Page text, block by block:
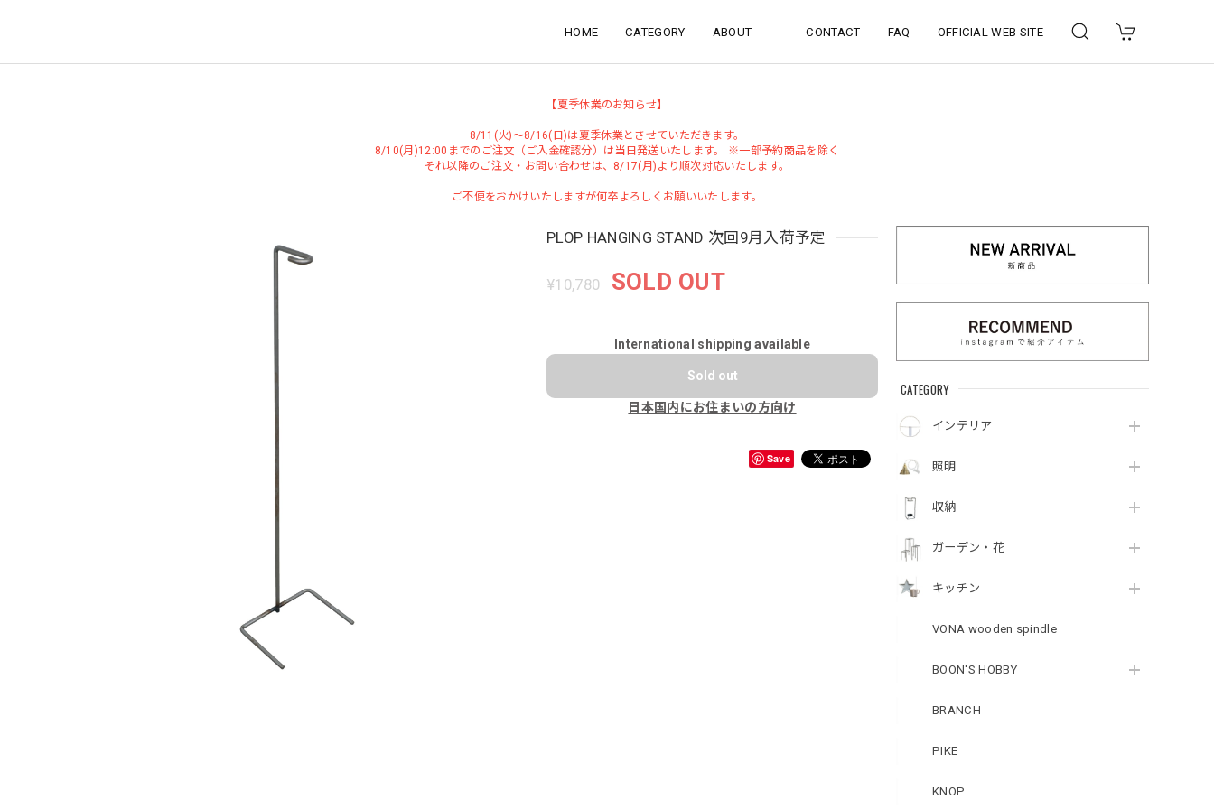
HOME CATEGORY ABOUT CONTACT FAQ OFFICIAL WEB SITE
【夏季休業のお知らせ】
8/11(火)～8/16(日)は夏季休業とさせていただきます。
8/10(月)12:00までのご注文（ご入金確認分）は当日発送いたします。 ※一部予約商品を除く
それ以降のご注文・お問い合わせは、8/17(月)より順次対応いたします。
ご不便をおかけいたしますが何卒よろしくお願いいたします。
CATEGORY
インテリア
照明
収納
ガーデン・花
キッチン
VONA wooden spindle
BOON'S HOBBY
BRANCH
PIKE
KNOP
PLOP HANGING STAND 次回9月入荷予定
¥10,780 SOLD OUT
International shipping available
Sold out
日本国内にお住まいの方向け
Save